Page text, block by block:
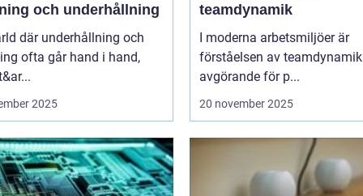
och underhållning
där underhållning och
ofta går hand i hand,
2025
teamdynamik
I moderna arbetsmiljöer är
förståelsen av teamdynamik
avgörande för p...
20 november 2025